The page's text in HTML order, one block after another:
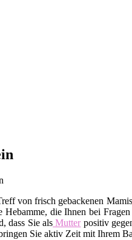
von frisch gebackenen
die Ihnen bei
dass Sie als Mutterpositiv
Sie aktiv Zeit mit Ihrem